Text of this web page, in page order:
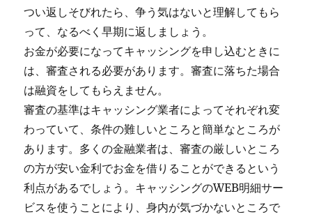
つい返しそびれたら、争う気はないと理解してもら
って、なるべく早期に返しましょう。
お金が必要になってキャッシングを申し込むときに
は、審査される必要があります。審査に落ちた場合
は融資をしてもらえません。
審査の基準はキャッシング業者によってそれぞれ変
わっていて、条件の難しいところと簡単なところが
あります。多くの金融業者は、審査の厳しいところ
の方が安い金利でお金を借りることができるという
利点があるでしょう。キャッシングのWEB明細サー
ビスを使うことにより、身内が気づかないところで